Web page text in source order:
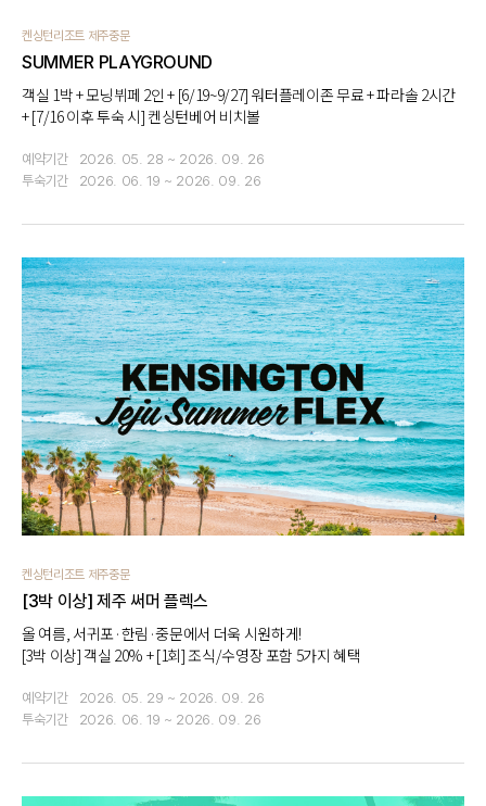
켄싱턴리조트 제주중문
SUMMER PLAYGROUND
객실 1박 + 모닝뷔페 2인 + [6/19~9/27] 워터플레이존 무료 + 파라솔 2시간
+ [7/16 이후 투숙 시] 켄싱턴베어 비치볼
예약기간
2026. 05. 28 ~ 2026. 09. 26
투숙기간
2026. 06. 19 ~ 2026. 09. 26
켄싱턴리조트 제주중문
[3박 이상] 제주 써머 플렉스
올 여름, 서귀포·한림·중문에서 더욱 시원하게!
[3박 이상] 객실 20% + [1회] 조식/수영장 포함 5가지 혜택
예약기간
2026. 05. 29 ~ 2026. 09. 26
투숙기간
2026. 06. 19 ~ 2026. 09. 26